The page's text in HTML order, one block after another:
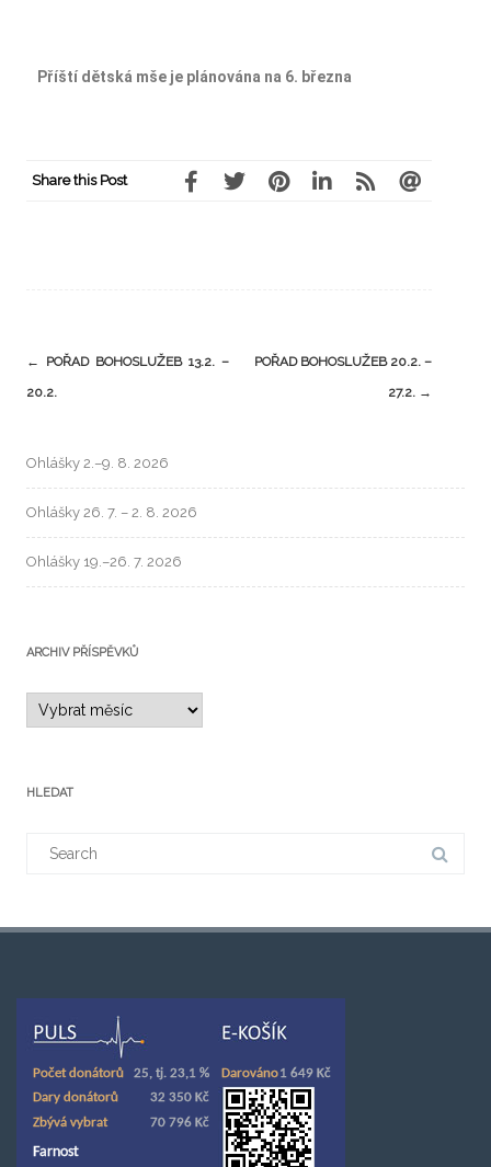
Příští dětská mše je plánována na 6. března
Share this Post
←
POŘAD BOHOSLUŽEB 13.2. –
20.2.
POŘAD BOHOSLUŽEB 20.2. –
27.2. →
Ohlášky 2.–9. 8. 2026
Ohlášky 26. 7. – 2. 8. 2026
Ohlášky 19.–26. 7. 2026
ARCHIV PŘÍSPĚVKŮ
HLEDAT